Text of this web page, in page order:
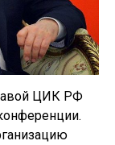
ЦИК РФ